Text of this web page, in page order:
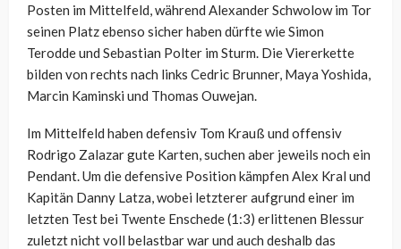
Posten im Mittelfeld, während Alexander Schwolow im Tor
seinen Platz ebenso sicher haben dürfte wie Simon
Terodde und Sebastian Polter im Sturm. Die Viererkette
bilden von rechts nach links Cedric Brunner, Maya Yoshida,
Marcin Kaminski und Thomas Ouwejan.
Im Mittelfeld haben defensiv Tom Krauß und offensiv
Rodrigo Zalazar gute Karten, suchen aber jeweils noch ein
Pendant. Um die defensive Position kämpfen Alex Kral und
Kapitän Danny Latza, wobei letzterer aufgrund einer im
letzten Test bei Twente Enschede (1:3) erlittenen Blessur
zuletzt nicht voll belastbar war und auch deshalb das